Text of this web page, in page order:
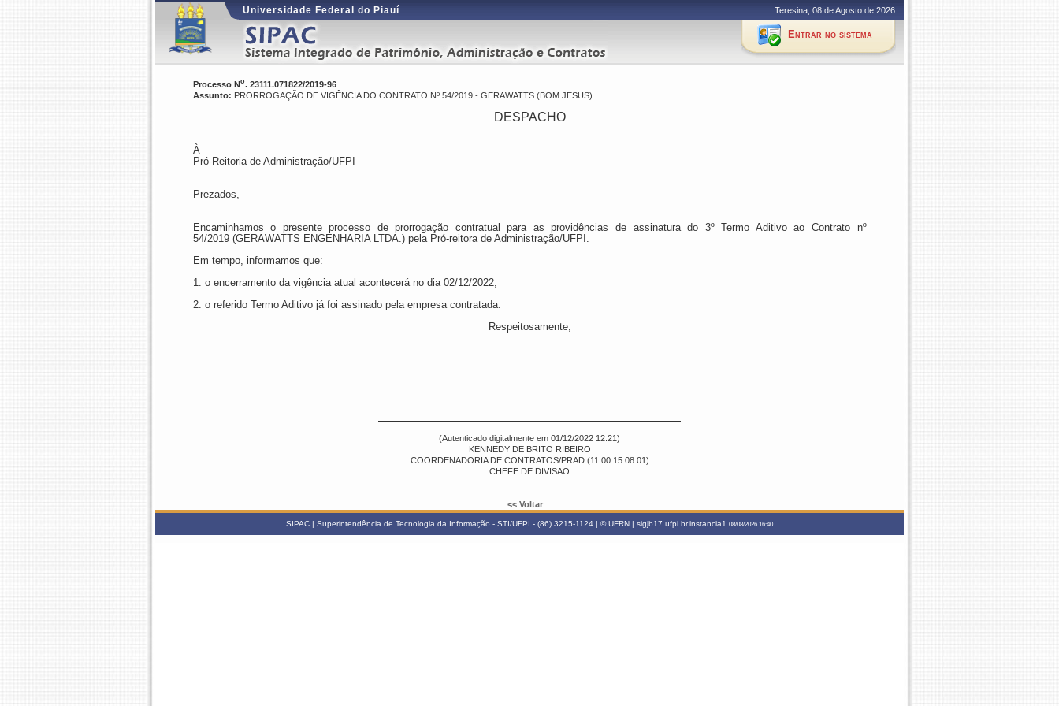
Universidade Federal do Piauí Teresina, 08 de Agosto de 2026
Entrar no sistema
Processo No. 23111.071822/2019-96
Assunto: PRORROGAÇÃO DE VIGÊNCIA DO CONTRATO Nº 54/2019 - GERAWATTS (BOM JESUS)
DESPACHO
À
Pró-Reitoria de Administração/UFPI
Prezados,
Encaminhamos o presente processo de prorrogação contratual para as providências de assinatura do 3º Termo Aditivoao Contrato nº
54/2019(GERAWATTS ENGENHARIA LTDA.)pela Pró-reitora de Administração/UFPI.
Em tempo, informamos que:
1. o encerramento da vigência atual acontecerá no dia 02/12/2022;
2. o referido Termo Aditivo já foi assinado pela empresa contratada.
Respeitosamente,
(Autenticado digitalmente em 01/12/2022 12:21)
KENNEDY DE BRITO RIBEIRO
COORDENADORIA DE CONTRATOS/PRAD (11.00.15.08.01)
CHEFE DE DIVISAO
<< Voltar
SIPAC | Superintendência de Tecnologia da Informação - STI/UFPI - (86) 3215-1124 | © UFRN | sigjb17.ufpi.br.instancia1 08/08/2026 16:40